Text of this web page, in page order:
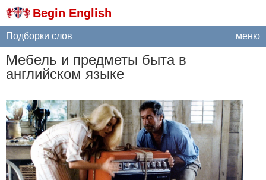
Begin English
меню
Подборки слов
Мебель и предметы быта в
английском языке